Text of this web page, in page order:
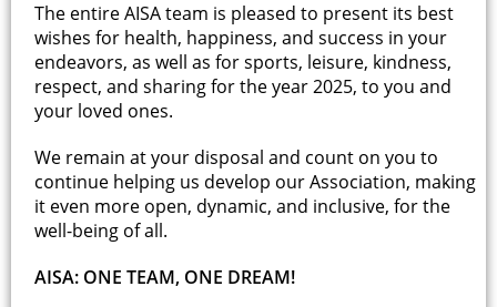
The entire AISA team is pleased to present its best
wishes for health, happiness, and success in your
endeavors, as well as for sports, leisure, kindness,
respect, and sharing for the year 2025, to you and
your loved ones.
We remain at your disposal and count on you to
continue helping us develop our Association, making
it even more open, dynamic, and inclusive, for the
well-being of all.
AISA: ONE TEAM, ONE DREAM!